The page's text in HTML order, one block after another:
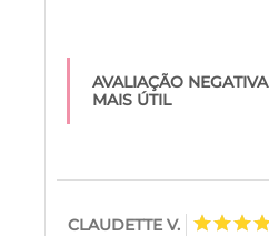
AVALIAÇÃO NEGATIVA
MAIS ÚTIL
CLAUDETTE V.